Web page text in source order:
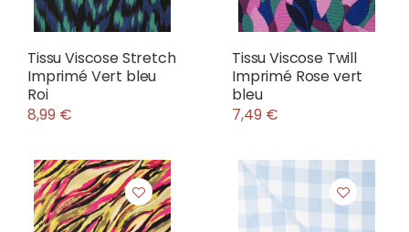
Tissu Viscose Stretch
Imprimé Vert bleu
Roi
8,99 €
Tissu Viscose Twill
Imprimé Rose vert
bleu
7,49 €